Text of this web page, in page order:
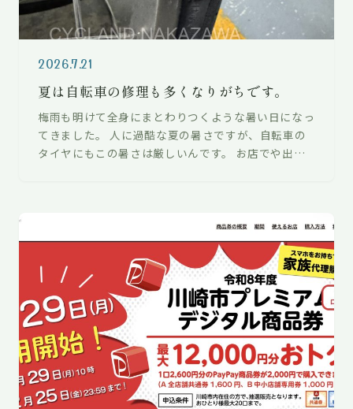
2026.7.21
夏は自転車の修理も多くなりがちです。
梅雨も明けて全身にまとわりつくような暑い日になっ
てきました。 人に過酷な夏の暑さですが、自転車の
タイヤにもこの暑さは厳しいんです。 お店でや出張